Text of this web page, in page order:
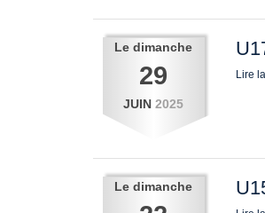
Ledimanche
29
JUIN 2025
Lire
Ledimanche